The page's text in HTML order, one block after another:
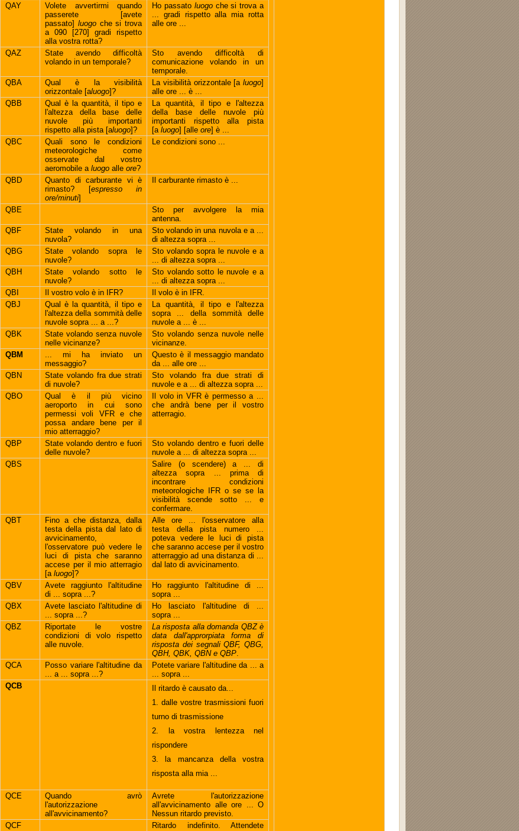
QAY
Volete avvertirmi quando
passerete [avete
passato] luogoche si trova
a 090 [270] gradi rispetto
alla vostra rotta?
Ho passato luogoche si trova a
... gradi rispetto alla mia rotta
alle ore ...
QAZ
State avendo difficoltà
volando in un temporale?
Sto avendo difficoltà di
comunicazione volando in un
temporale.
QBA
Qual è la visibilità
orizzontale [aluogo]?
La visibilità orizzontale [a luogo]
alle ore ... è ...
QBB
Qual è la quantità, il tipo e
l'altezza della base delle
nuvole più importanti
rispetto alla pista [aluogo]?
La quantità, il tipo e l'altezza
della base delle nuvole più
importanti rispetto alla pista
[a luogo] [alle ore] è ...
QBC
Quali sono le condizioni
meteorologiche come
osservate dal vostro
aeromobile a luogo alle ore?
Le condizioni sono ...
QBD
Quanto di carburante vi è
rimasto? [espresso in
ore/minuti]
Il carburante rimasto è ...
QBE
Sto per avvolgere la mia
antenna.
QBF
State volando in una
nuvola?
Sto volando in una nuvola e a ...
di altezza sopra ...
QBG
State volando sopra le
nuvole?
Sto volando sopra le nuvole e a
... di altezza sopra ...
QBH
State volando sotto le
nuvole?
Sto volando sotto le nuvole e a
... di altezza sopra ...
QBI
Il vostro volo è in IFR?
Il volo è in IFR.
QBJ
Qual è la quantità, il tipo e
l'altezza della sommità delle
nuvole sopra ... a ...?
La quantità, il tipo e l'altezza
sopra ... della sommità delle
nuvole a ... è ...
QBK
State volando senza nuvole
nelle vicinanze?
Sto volando senza nuvole nelle
vicinanze.
QBM
... mi ha inviato un
messaggio?
Questo è il messaggio mandato
da ... alle ore ...
QBN
State volando fra due strati
di nuvole?
Sto volando fra due strati di
nuvole e a ... di altezza sopra ...
QBO
Qual è il più vicino
aeroporto in cui sono
permessi voli VFR e che
possa andare bene per il
mio atterraggio?
Il volo in VFR è permesso a ...
che andrà bene per il vostro
atterragio.
QBP
State volando dentro e fuori
delle nuvole?
Sto volando dentro e fuori delle
nuvole a ... di altezza sopra ...
QBS
Salire (o scendere) a ... di
altezza sopra ... prima di
incontrare condizioni
meteorologiche IFR o se se la
visibilità scende sotto ... e
confermare.
QBT
Fino a che distanza, dalla
testa della pista dal lato di
avvicinamento,
l'osservatore può vedere le
luci di pista che saranno
accese per il mio atterragio
[a luogo]?
Alle ore ... l'osservatore alla
testa della pista numero ...
poteva vedere le luci di pista
che saranno accese per il vostro
atterraggio ad una distanza di ...
dal lato di avvicinamento.
QBV
Avete raggiunto l'altitudine
di ... sopra ...?
Ho raggiunto l'altitudine di ...
sopra ...
QBX
Avete lasciato l'altitudine di
... sopra ...?
Ho lasciato l'altitudine di ...
sopra ...
QBZ
Riportate le vostre
condizioni di volo rispetto
alle nuvole.
La risposta alla domanda QBZ è
data dall'approrpiata forma di
risposta dei segnali QBF, QBG,
QBH, QBK, QBN e QBP
QCA
Posso variare l'altitudine da
... a ... sopra ...?
Potete variare l'altitudine da ... a
... sopra ...
QCB
Il ritardo è causato da...
1. dalle vostre trasmissioni fuori
turno di trasmissione
2. la vostra lentezza nel
rispondere
3. la mancanza della vostra
risposta alla mia ...
QCE
Quando avrò
l'autorizzazione
all'avvicinamento?
Avrete l'autorizzazione
all'avvicinamento alle ore ... O
Nessun ritardo previsto.
QCF
Ritardo indefinito. Attendete